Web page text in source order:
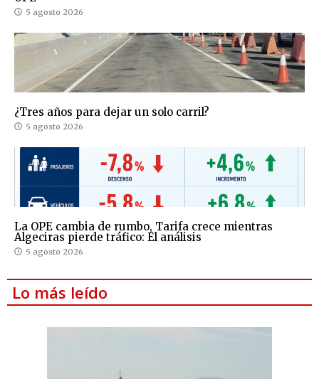
5 agosto 2026
¿Tres años para dejar un solo carril?
5 agosto 2026
La OPE cambia de rumbo, Tarifa crece mientras
Algeciras pierde tráfico: El análisis
5 agosto 2026
Lo más leído